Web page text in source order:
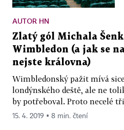
AUTOR HN
Zlatý gól Michala
Wimbledon (a jak se
nejste královna)
Wimbledonský pažit mívá
londýnského deště, ale ne
by potřeboval. Proto necelé
15. 4. 2019 ▪ 8 min. čtení